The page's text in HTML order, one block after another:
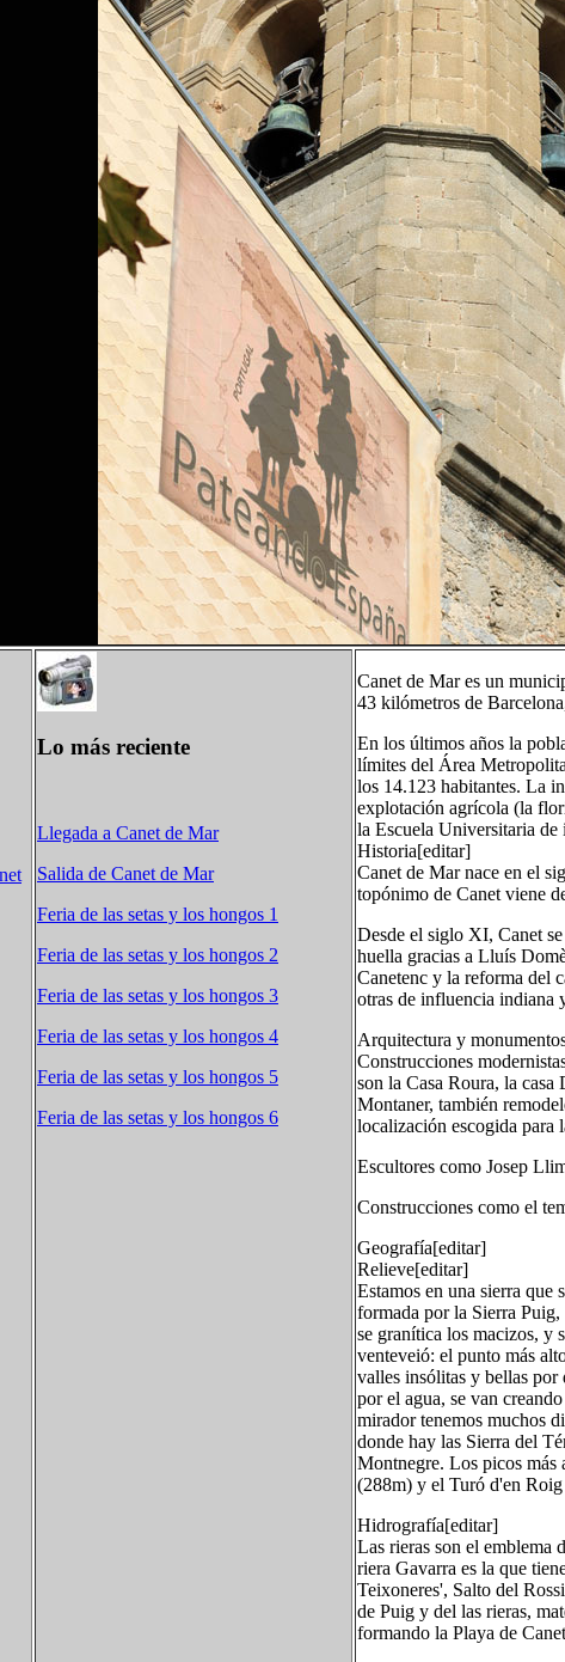
Lo más reciente
Llegada a Canet de Mar
Salida de Canet de Mar
Feria de las setas y los hongos 1
Feria de las setas y los hongos 2
Feria de las setas y los hongos 3
Feria de las setas y los hongos 4
Feria de las setas y los hongos 5
Feria de las setas y los hongos 6
Canet de Mar es un
43 kilómetros de
En los últimos años la
límites del Área
los 14.123 habitantes. La
explotación agrícola (la
la Escuela Universitaria de
Historia[editar]
Canet de Mar nace en el
topónimo de Canet viene
Desde el siglo XI, Canet
huella gracias a Lluís
Canetenc y la reforma del
otras de influencia indiana
Arquitectura y
Construcciones
son la Casa Roura, la
Montaner, también
localización escogida para
Escultores como Josep
Construcciones como el
Geografía[editar]
Relieve[editar]
Estamos en una sierra
formada por la Sierra
se granítica los macizos, y
venteveió: el punto más
valles insólitas y bellas por
por el agua, se van
mirador tenemos muchos
donde hay las Sierra del
Montnegre. Los picos más
(288m) y el Turó d'en
Hidrografía[editar]
Las rieras son el emblema
riera Gavarra es la que
Teixoneres', Salto del
de Puig y del las rieras,
formando la Playa de